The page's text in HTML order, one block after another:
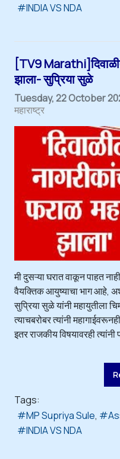
INDIA VS NDA
[TV9
झाला- सुप्रिया सुळे
Tuesday, 22 October
महाराष्ट्र
मी दुसऱ्या घरात वाकून पाहत
वैयक्तिक आयुष्याचा भाग आहे,
सुप्रिया सुळे यांनी महायुतीला
त्याचबरोबर त्यांनी
इतर राजकीय विषयावरही
Tags:
MP Supriya Sule
INDIA VS NDA